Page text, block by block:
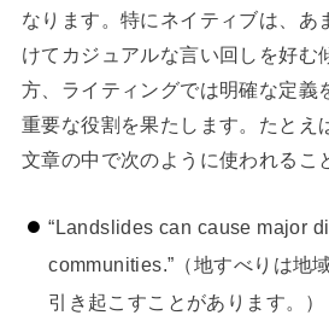
なります。特にネイティブは、あ
けてカジュアルな言い回しを好む
方、ライティングでは明確な定義
重要な役割を果たします。たとえ
文章の中で次のように使われるこ
“Landslides can cause major
communities.”（地すべりは地
引き起こすことがあります。）